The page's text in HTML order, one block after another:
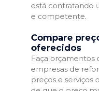
está contratando
e competente.
Compare
oferecidos
Faça orçamentos
empresas de
preços e serviços